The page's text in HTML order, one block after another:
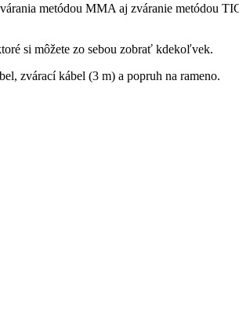
metódou MMA aj zváranie metódou
si môžete zo sebou zobrať kdekoľvek.
zvárací kábel (3 m) a popruh na rameno.